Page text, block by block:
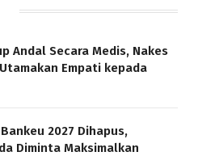
Andal Secara Medis, Nakes
Empati kepada
2027 Dihapus,
Diminta Maksimalkan